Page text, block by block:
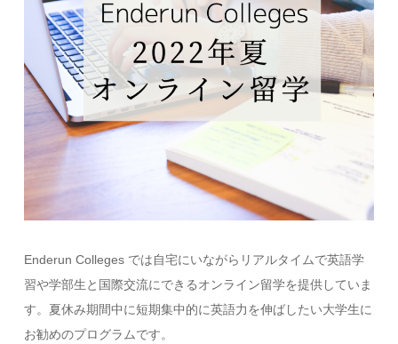
Enderun Colleges では自宅にいながらリアルタイムで英語学
習や学部生と国際交流にできるオンライン留学を提供していま
す。夏休み期間中に短期集中的に英語力を伸ばしたい大学生に
お勧めのプログラムです。